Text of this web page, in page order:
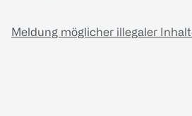
Meldung möglicher illegaler